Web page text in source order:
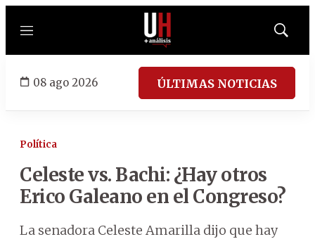
Menú
Mostrar
08 ago 2026 ÚLTIMAS NOTICIAS
Política
Celeste vs. Bachi: ¿Hay otros
Erico Galeano en el Congreso?
La senadora Celeste Amarilla dijo que hay